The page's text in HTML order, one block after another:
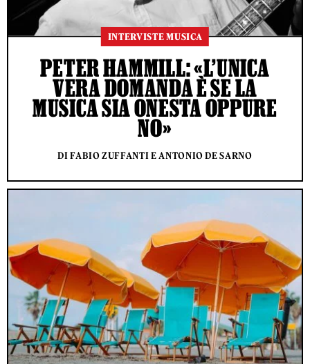
INTERVISTE MUSICA
PETER HAMMILL: «L’UNICA
VERA DOMANDA È SE LA
MUSICA SIA ONESTA OPPURE
NO»
DI FABIO ZUFFANTI E ANTONIO DE SARNO